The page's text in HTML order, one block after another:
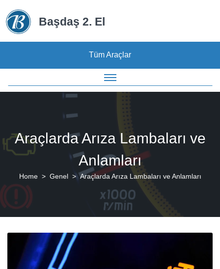
Başdaş 2. El
Tüm Araçlar
Araçlarda Arıza Lambaları ve
Anlamları
Home Genel Araçlarda Arıza Lambaları ve Anlamları